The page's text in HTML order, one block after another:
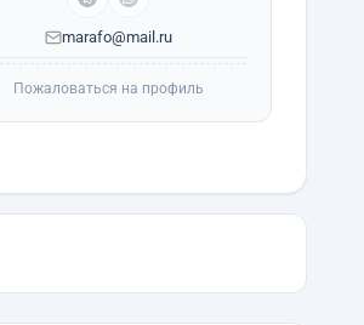
marafo@mail.ru
Пожаловаться на профиль